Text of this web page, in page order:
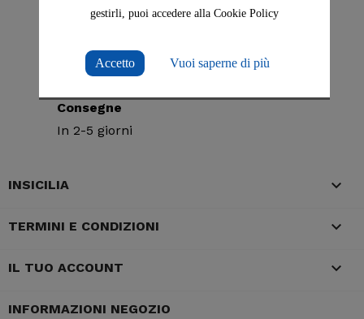
gestirli, puoi accedere alla Cookie Policy
Accetto Vuoi saperne di più
In Italia per ordini superiori a 79€
5% sconto
Sul tuo primo ordine
Consegne
In 2-5 giorni
INSICILIA 
TERMINI E CONDIZIONI 
IL TUO ACCOUNT 
INFORMAZIONI NEGOZIO